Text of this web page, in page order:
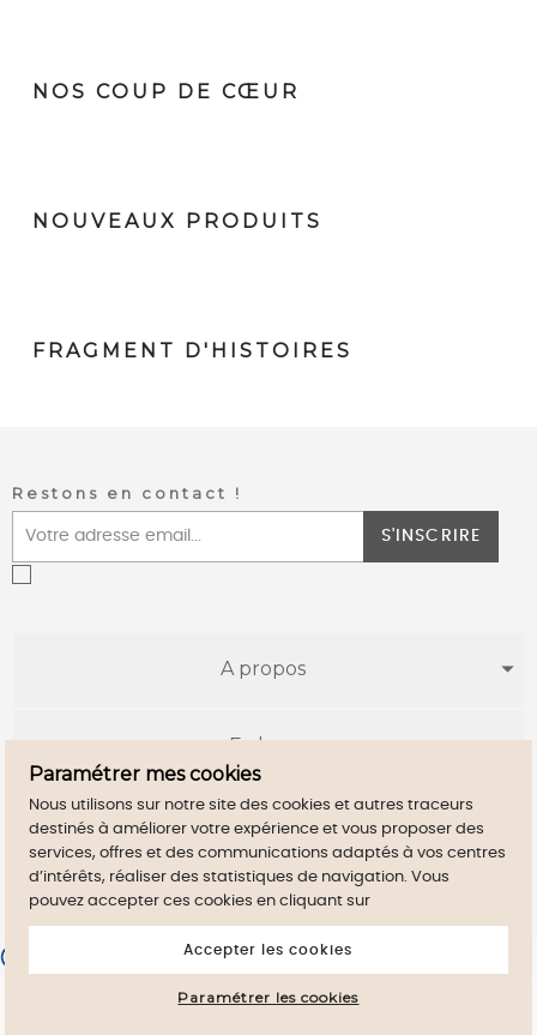
NOS COUP DE CŒUR
NOUVEAUX PRODUITS
FRAGMENT D'HISTOIRES
Restons en contact !
S'INSCRIRE
A propos
E-shop
Infos utiles
Merchant approved by Guaranteed Reviews Company,
to display attestation.
Paramétrer mes cookies
Nous utilisons sur notre site des cookies et autres traceurs
destinés à améliorer votre expérience et vous proposer des
services, offres et des communications adaptés à vos centres
d’intérêts, réaliser des statistiques de navigation. Vous
pouvez accepter ces cookies en cliquant sur
Accepter les cookies
Paramétrer les cookies